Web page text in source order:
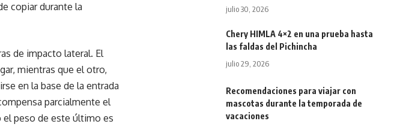
copiar durante la
de impacto lateral. El
mientras que el otro,
en la base de la entrada
parcialmente el
el peso de este último es
julio 30, 2026
Chery HIMLA 4×2 en una prueba hasta
las faldas del Pichincha
julio 29, 2026
Recomendaciones para viajar con
mascotas durante la temporada de
vacaciones